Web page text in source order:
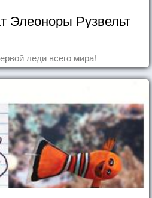
Элеоноры Рузвельт
леди всего мира!